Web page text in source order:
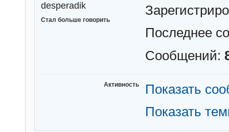
desperadik
Стал больше говорить
Последнее
Сообщений:
Активность
Показать
Показать